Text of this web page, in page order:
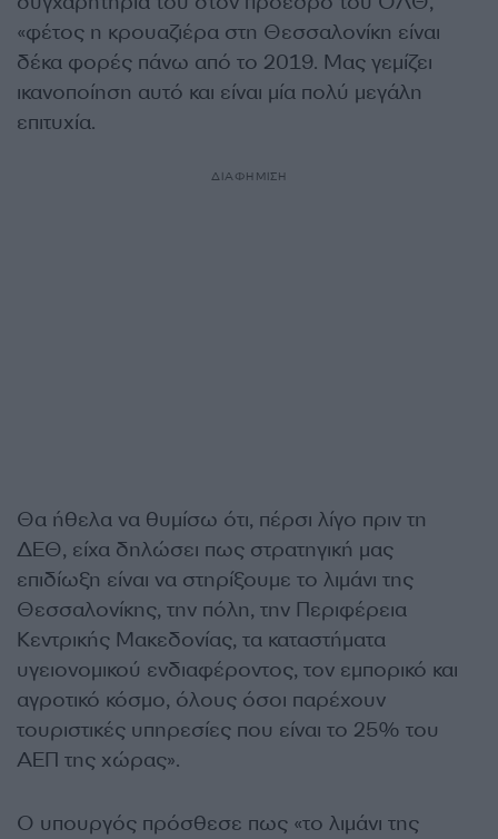
«φέτος η κρουαζιέρα στη Θεσσαλονίκη είναι
δέκα φορές πάνω από το 2019. Μας γεμίζει
ικανοποίηση αυτό και είναι μία πολύ μεγάλη
επιτυχία.
ΔΙΑΦΗΜΙΣΗ
Θα ήθελα να θυμίσω ότι, πέρσι λίγο πριν τη
ΔΕΘ, είχα δηλώσει πως στρατηγική μας
επιδίωξη είναι να στηρίξουμε το λιμάνι της
Θεσσαλονίκης, την πόλη, την Περιφέρεια
Κεντρικής Μακεδονίας, τα καταστήματα
υγειονομικού ενδιαφέροντος, τον εμπορικό και
αγροτικό κόσμο, όλους όσοι παρέχουν
τουριστικές υπηρεσίες που είναι το 25% του
ΑΕΠ της χώρας».
Ο υπουργός πρόσθεσε πως «το λιμάνι της